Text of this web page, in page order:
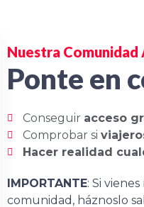
Nuestra Comunidad
Ponte en
Conseguir acceso
Comprobar si
Hacer realidad
IMPORTANTE: Si
comunidad, háznoslo